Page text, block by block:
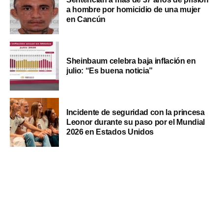
a hombre por homicidio de una mujer
en Cancún
Sheinbaum celebra baja inflación en
julio: “Es buena noticia”
Incidente de seguridad con la princesa
Leonor durante su paso por el Mundial
2026 en Estados Unidos